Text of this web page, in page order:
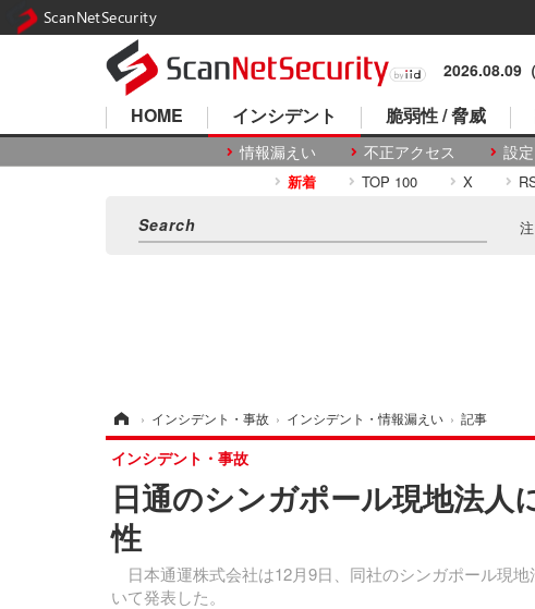
2026.08.09（
HOME インシデント
情報漏えい 不正アクセス 設
脆弱性 / 脅威
新着 TOP 100 X
› インシデント・事故 › インシデント・情報漏えい › 記事
日通のシンガポール現地法人
性
日本通運株式会社は12月9日、同社のシンガポール現
いて発表した。
インシデント・事故
ScanNetSecurity